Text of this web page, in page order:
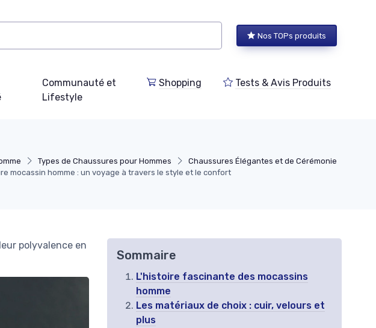
Nos TOPs produits
Communauté et
Lifestyle
Shopping Tests & Avis Produits
Types de Chaussures pour Hommes
Chaussures Élégantes et de Cérémonie
mocassin homme : un voyage à travers le style et le confort
polyvalence en
Sommaire
L'histoire fascinante des mocassins
homme
Les matériaux de choix : cuir, velours et
plus